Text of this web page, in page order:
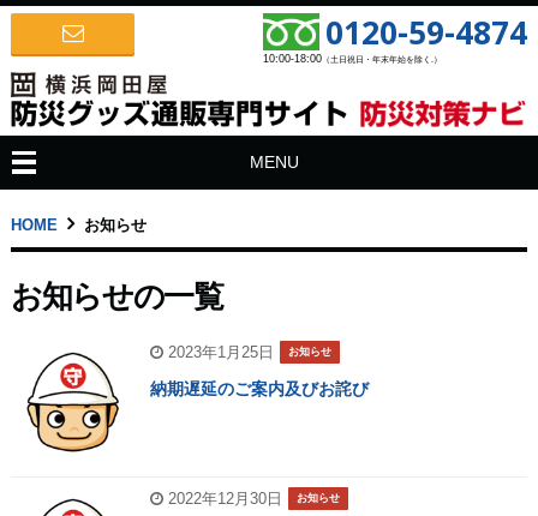
0120-59-4874
10:00-18:00 （土日祝日・年末年始を除く.）
MENU
HOME お知らせ
お知らせの一覧
2023年1月25日 お知らせ
納期遅延のご案内及びお詫び
2022年12月30日 お知らせ